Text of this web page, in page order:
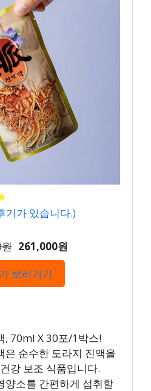
기가 있습니다.)
261,000원
보러가기
, 70ml X 30포/1박스!
은 순수한 도라지 진액을
강 보조 식품입니다.
양소를 간편하게 섭취할